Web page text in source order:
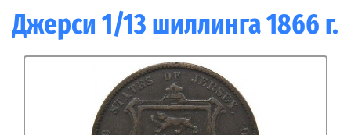
Джерси 1/13 шиллинга 1866 г.